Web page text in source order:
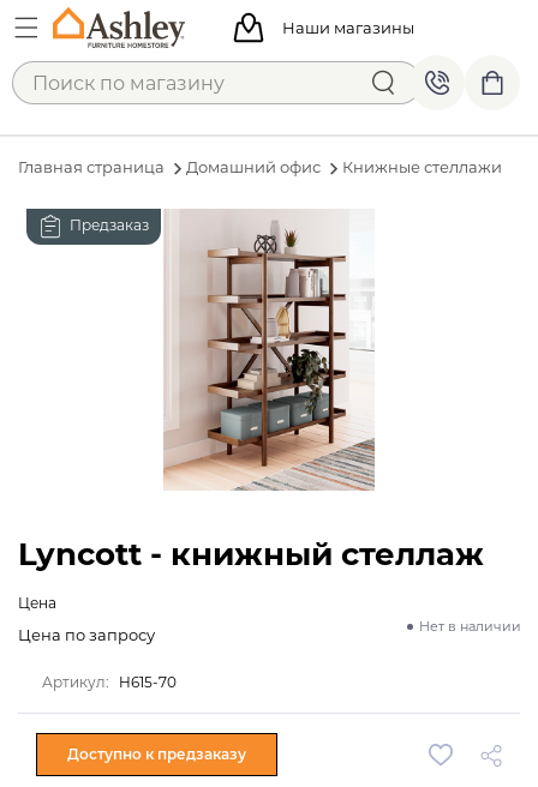
Наши магазины
Главная страница Домашний офис Книжные стеллажи
Предзаказ
Lyncott - книжный стеллаж
Цена
Нет в наличии
Цена по запросу
Артикул: H615-70
Доступно к предзаказу